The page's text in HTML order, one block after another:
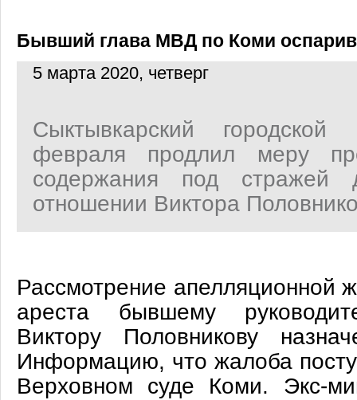
Бывший глава МВД по Коми
5 марта 2020, четверг
Сыктывкарский
февраля продлил меру
содержания под
отношении Виктора
Рассмотрение апелляционной
ареста бывшему
Виктору Половникову
Информацию, что жалоба
Верховном суде Коми. Экс-